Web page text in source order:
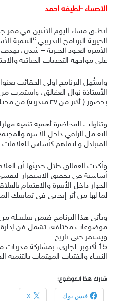
الاحساء -لطيفه احمد
انطلق مساء اليوم الاثنين في مقر
الخيرية البرنامج التدريبي
الأميرة العنود الخيرية – شدن،
على مواجهة التحديات الحياتية
واستُهل البرنامج اولى الحقائب
بحضور ( أكثر من ٣٧ متدربة) من مختلف الفئات العمرية والاجتماعية.
وتناولت المحاضرة أهمية تنمية
التعامل الراقي داخل الأسرة
المتبادل والتفاهم كأساس للعلاقات
وأكدت العفالق خلال حديثها أن
أساسية في تحقيق الاستقرار
الحوار داخل الأسرة والاهتمام
لما لها من أثر إيجابي في تماسك
ويأتي هذا البرنامج ضمن سلسلة من
موضوعات مختلفة، تشمل فن إدارة
ويستمر حتى تاريخ
15 أكتوبر الجاري، بمشاركة
النساء والفتيات المهتمات بالتنمية
شارك هذا الموضوع:
فيس بوك X